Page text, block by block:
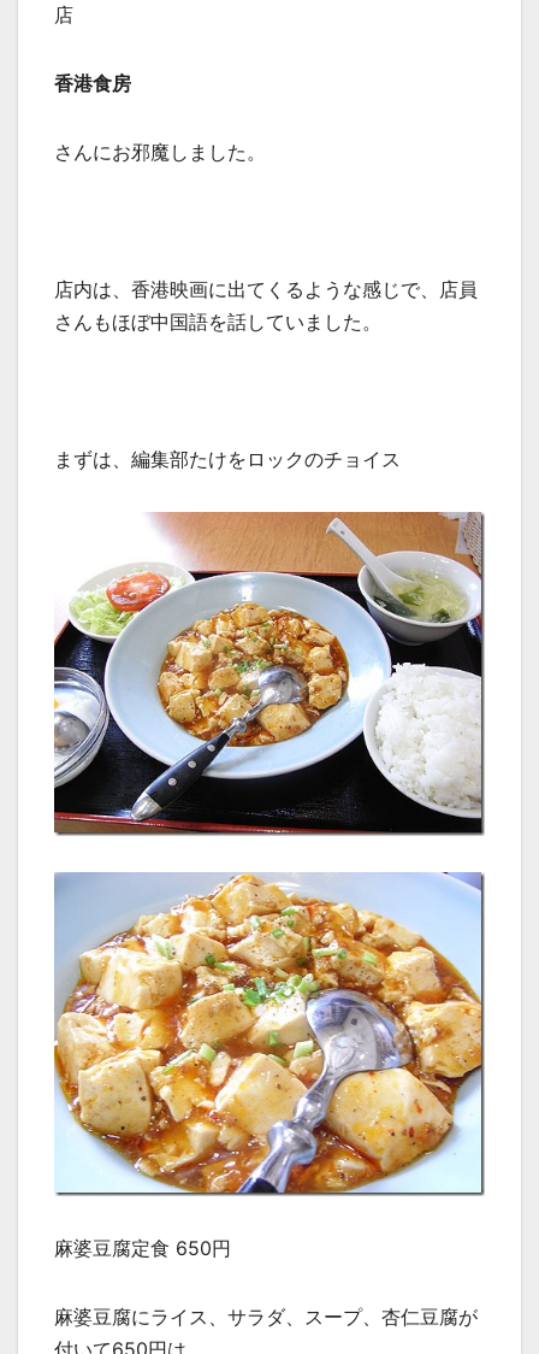
店
香港食房
さんにお邪魔しました。
店内は、香港映画に出てくるような感じで、店員
さんもほぼ中国語を話していました。
まずは、編集部たけをロックのチョイス
麻婆豆腐定食 650円
麻婆豆腐にライス、サラダ、スープ、杏仁豆腐が